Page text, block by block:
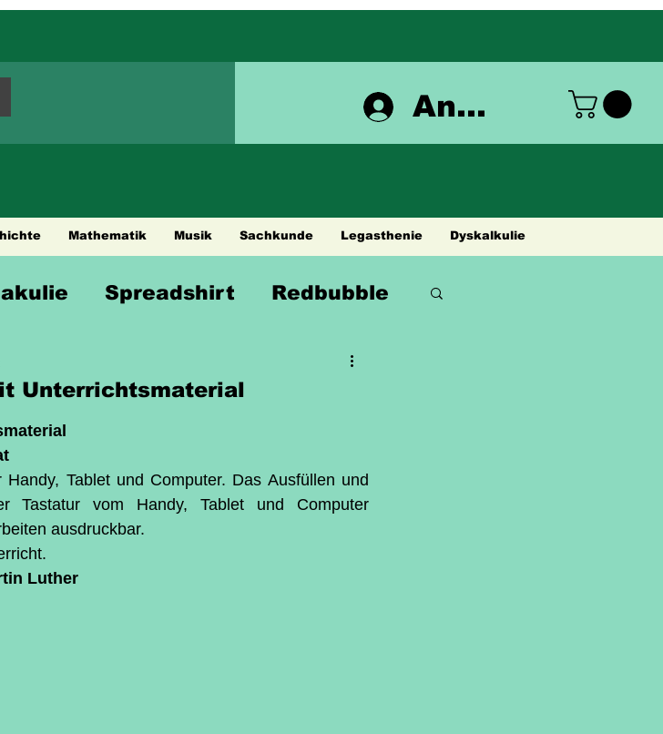
Anmelden
Mathematik Musik Sachkunde Legasthenie Dyskalkulie
Spreadshirt Redbubble
Unterrichtsmaterial
Tablet und Computer. Das Ausfüllen und
Tastatur vom Handy, Tablet und Computer
ausdruckbar.
Luther